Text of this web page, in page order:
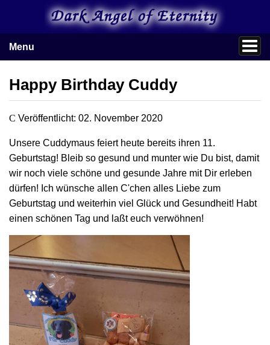
Menu
Happy Birthday Cuddy
Veröffentlicht: 02. November 2020
Unsere Cuddymaus feiert heute bereits ihren 11.
Geburtstag! Bleib so gesund und munter wie Du bist, damit
wir noch viele schöne und gesunde Jahre mit Dir erleben
dürfen! Ich wünsche allen C'chen alles Liebe zum
Geburtstag und weiterhin viel Glück und Gesundheit! Habt
einen schönen Tag und laßt euch verwöhnen!